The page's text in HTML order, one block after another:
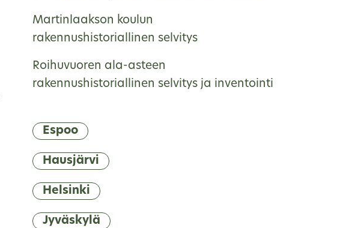
Martinlaakson koulun
rakennushistoriallinen selvitys
Roihuvuoren ala-asteen
rakennushistoriallinen selvitys ja inventointi
Espoo
Hausjärvi
Helsinki
Jyväskylä